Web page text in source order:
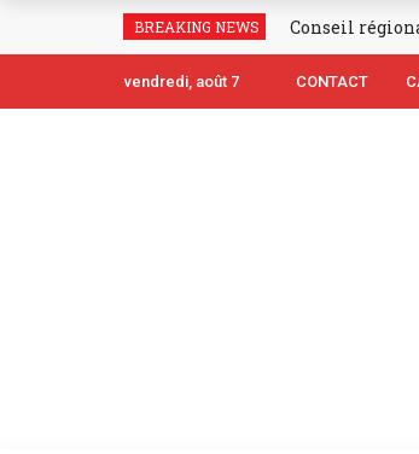
BREAKING NEWS Conseil
vendredi, août 7 CONTACT